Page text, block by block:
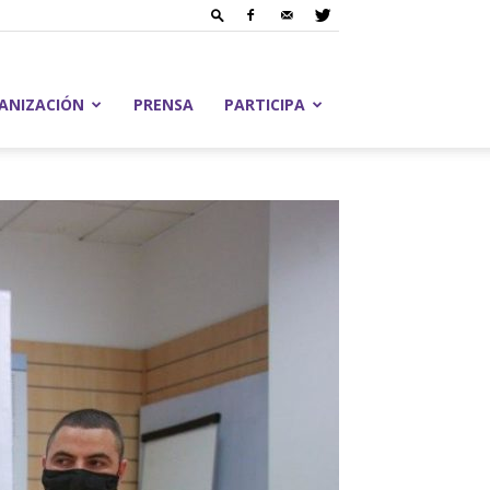
PRENSA PARTICIPA